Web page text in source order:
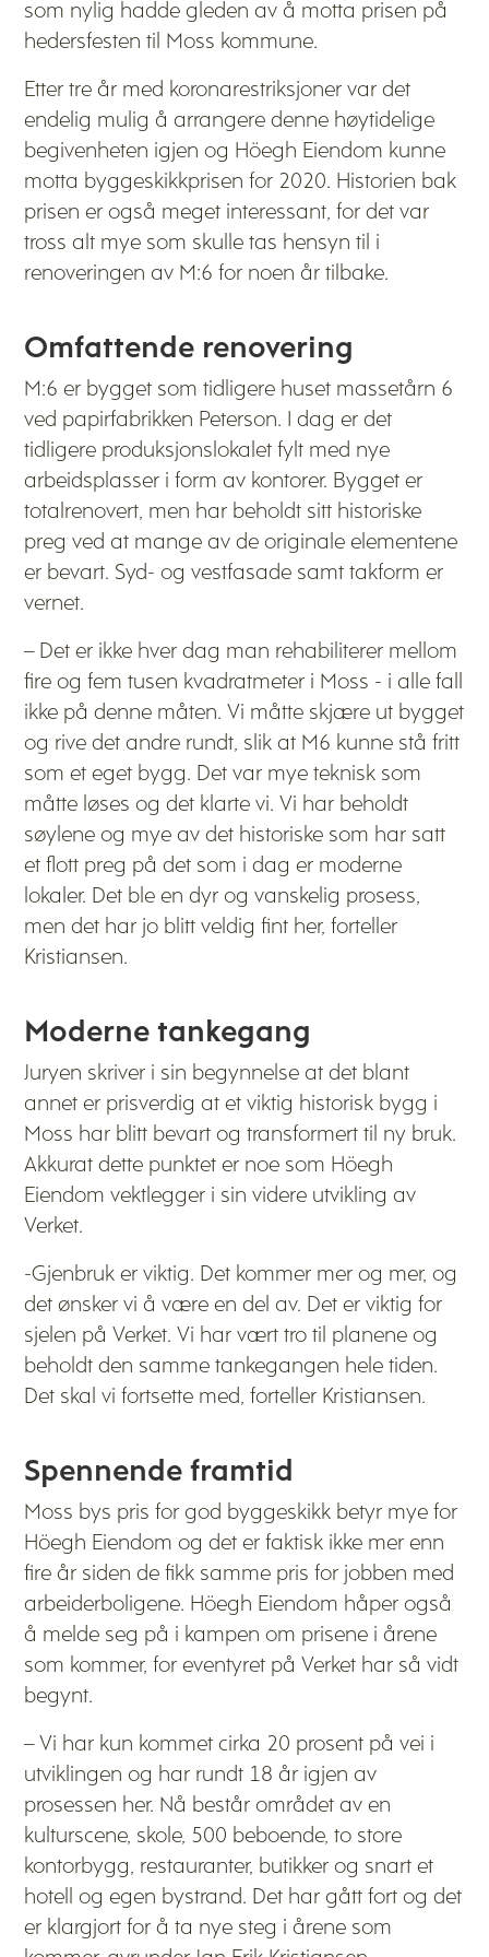
som nylig hadde gleden av å motta prisen på
hedersfesten til Moss kommune.
Etter tre år med koronarestriksjoner var det
endelig mulig å arrangere denne høytidelige
begivenheten igjen og Höegh Eiendom kunne
motta byggeskikkprisen for 2020. Historien bak
prisen er også meget interessant, for det var
tross alt mye som skulle tas hensyn til i
renoveringen av M:6 for noen år tilbake.
Omfattende renovering
M:6 er bygget som tidligere huset massetårn 6
ved papirfabrikken Peterson. I dag er det
tidligere produksjonslokalet fylt med nye
arbeidsplasser i form av kontorer. Bygget er
totalrenovert, men har beholdt sitt historiske
preg ved at mange av de originale elementene
er bevart. Syd- og vestfasade samt takform er
vernet.
– Det er ikke hver dag man rehabiliterer mellom
fire og fem tusen kvadratmeter i Moss - i alle fall
ikke på denne måten. Vi måtte skjære ut bygget
og rive det andre rundt, slik at M6 kunne stå fritt
som et eget bygg. Det var mye teknisk som
måtte løses og det klarte vi. Vi har beholdt
søylene og mye av det historiske som har satt
et flott preg på det som i dag er moderne
lokaler. Det ble en dyr og vanskelig prosess,
men det har jo blitt veldig fint her, forteller
Kristiansen.
Moderne tankegang
Juryen skriver i sin begynnelse at det blant
annet er prisverdig at et viktig historisk bygg i
Moss har blitt bevart og transformert til ny bruk.
Akkurat dette punktet er noe som Höegh
Eiendom vektlegger i sin videre utvikling av
Verket.
-Gjenbruk er viktig. Det kommer mer og mer, og
det ønsker vi å være en del av. Det er viktig for
sjelen på Verket. Vi har vært tro til planene og
beholdt den samme tankegangen hele tiden.
Det skal vi fortsette med, forteller Kristiansen.
Spennende framtid
Moss bys pris for god byggeskikk betyr mye for
Höegh Eiendom og det er faktisk ikke mer enn
fire år siden de fikk samme pris for jobben med
arbeiderboligene. Höegh Eiendom håper også
å melde seg på i kampen om prisene i årene
som kommer, for eventyret på Verket har så vidt
begynt.
– Vi har kun kommet cirka 20 prosent på vei i
utviklingen og har rundt 18 år igjen av
prosessen her. Nå består området av en
kulturscene, skole, 500 beboende, to store
kontorbygg, restauranter, butikker og snart et
hotell og egen bystrand. Det har gått fort og det
er klargjort for å ta nye steg i årene som